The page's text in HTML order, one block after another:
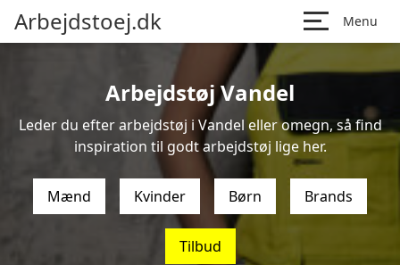
Arbejdstoej.dk Menu
Arbejdstøj Vandel
Leder du efter arbejdstøj i Vandel eller omegn, så find
inspiration til godt arbejdstøj lige her.
Mænd Kvinder Børn Brands
Tilbud